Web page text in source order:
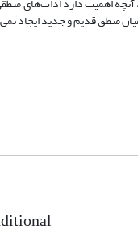
منطق قدیم و جدید ایجاد